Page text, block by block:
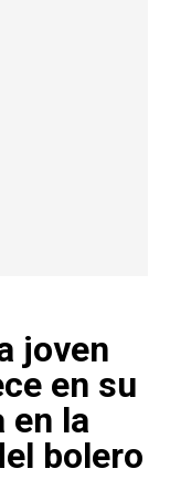
joven
en su
en la
bolero